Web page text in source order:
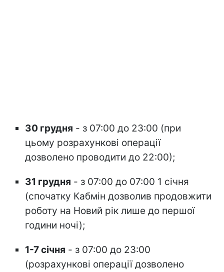
30 грудня - з 07:00 до 23:00 (при
цьому розрахункові операції
дозволено проводити до 22:00);
31 грудня - з 07:00 до 07:00 1 січня
(спочатку Кабмін дозволив продовжити
роботу на Новий рік лише до першої
години ночі);
1-7 січня - з 07:00 до 23:00
(розрахункові операції дозволено